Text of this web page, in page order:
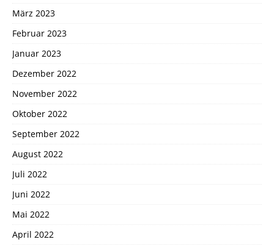
März 2023
Februar 2023
Januar 2023
Dezember 2022
November 2022
Oktober 2022
September 2022
August 2022
Juli 2022
Juni 2022
Mai 2022
April 2022